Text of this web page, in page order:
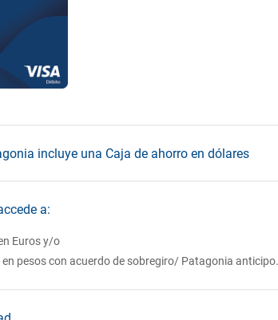
incluye una Caja de ahorro en dólares
a:
Euros y/o
pesos con acuerdo de sobregiro/ Patagonia anticipo.